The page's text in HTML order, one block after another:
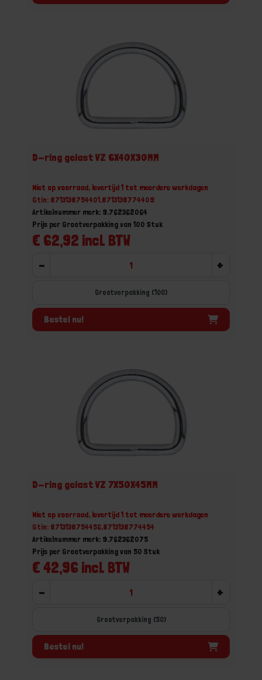
D-ring gelast VZ 6X40X30MM
Niet op voorraad, levertijd 1 tot meerdere werkdagen
Gtin: 8713138754401,8713138774409
Artikelnummer merk: 9.762362064
€ 62,92 incl. BTW
Prijs per Grootverpakking van 100 Stuk
- +
Grootverpakking (100)
Bestel nu!
D-ring gelast VZ 7X50X45MM
Niet op voorraad, levertijd 1 tot meerdere werkdagen
Gtin: 8713138754456,8713138774454
Artikelnummer merk: 9.762362075
€ 42,96 incl. BTW
Prijs per Grootverpakking van 50 Stuk
- +
Grootverpakking (50)
Bestel nu!